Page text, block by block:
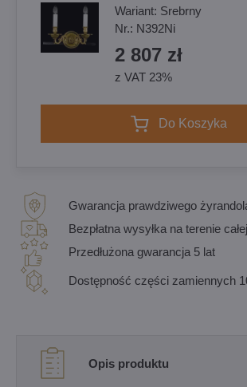
Wariant: Srebrny
Nr.: N392Ni
2 807 zł
z VAT 23%
Do Koszyka
Gwarancja prawdziwego
Bezpłatna wysyłka na terenie
Przedłużona gwarancja 5 lat
Dostępność części zamiennych
Opis produktu